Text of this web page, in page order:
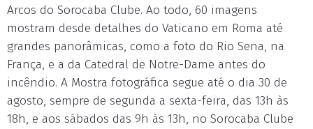
Arcos do Sorocaba Clube. Ao todo, 60 imagens
mostram desde detalhes do Vaticano em Roma até
grandes panorâmicas, como a foto do Rio Sena, na
França, e a da Catedral de Notre-Dame antes do
incêndio. A Mostra fotográfica segue até o dia 30 de
agosto, sempre de segunda a sexta-feira, das 13h às
18h, e aos sábados das 9h às 13h, no Sorocaba Clube